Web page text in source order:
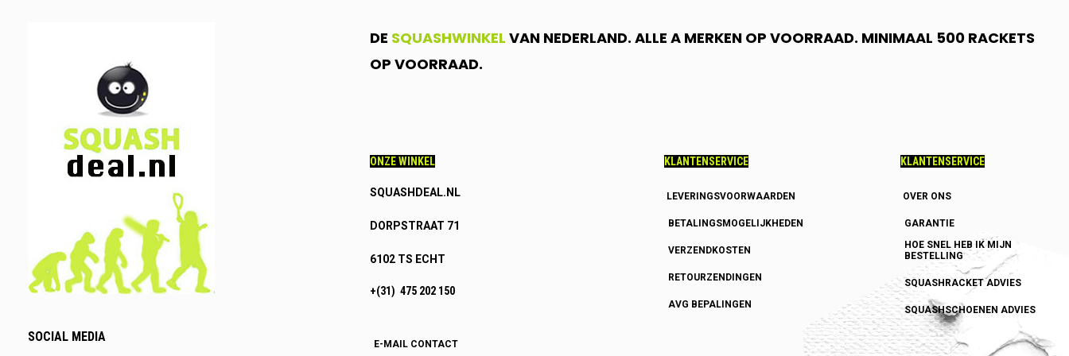
SOCIAL MEDIA
DE SQUASHWINKEL VAN NEDERLAND. ALLE A MERKEN OP VOORRAAD. MINIMAAL 500 RACKETS
OP VOORRAAD.
ONZE WINKEL
SQUASHDEAL.NL
DORPSTRAAT 71
6102 TS ECHT
+(31) 475 202 150
E-MAIL CONTACT
KLANTENSERVICE
LEVERINGSVOORWAARDEN
BETALINGSMOGELIJKHEDEN
VERZENDKOSTEN
RETOURZENDINGEN
AVG BEPALINGEN
KLANTENSERVICE
OVER ONS
GARANTIE
HOE SNEL HEB IK MIJN
BESTELLING
SQUASHRACKET ADVIES
SQUASHSCHOENEN ADVIES